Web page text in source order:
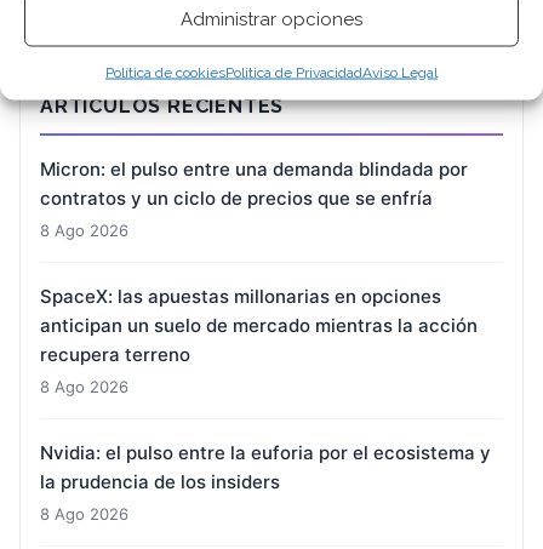
Administrar opciones
Política de cookiesPolítica de PrivacidadAviso Legal
ARTÍCULOS RECIENTES
Micron: el pulso entre una demanda blindada por
contratos y un ciclo de precios que se enfría
8 Ago 2026
SpaceX: las apuestas millonarias en opciones
anticipan un suelo de mercado mientras la acción
recupera terreno
8 Ago 2026
Nvidia: el pulso entre la euforia por el ecosistema y
la prudencia de los insiders
8 Ago 2026